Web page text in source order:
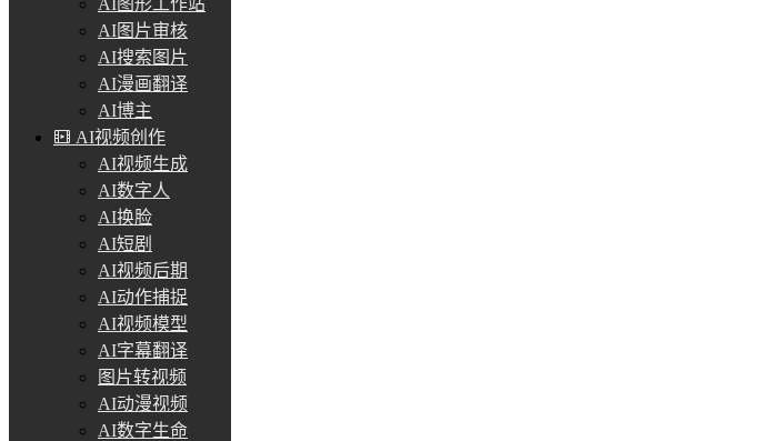
AI图形工作站
AI图片审核
AI搜索图片
AI漫画翻译
AI博主
AI视频创作
AI视频生成
AI数字人
AI换脸
AI短剧
AI视频后期
AI动作捕捉
AI视频模型
AI字幕翻译
图片转视频
AI动漫视频
AI数字生命